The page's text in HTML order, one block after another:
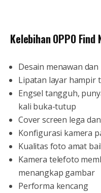
Kelebihan OPPO Find
Desain menawan
Lipatan layar hampir
Engsel tangguh,
kali buka-tutup
Cover screen lega
Konfigurasi kamera
Kualitas foto amat
Kamera telefoto
menangkap gambar
Performa kencang